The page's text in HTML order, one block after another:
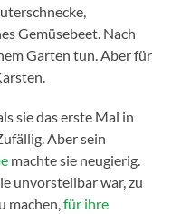
Gemüsebeet. Nach
Garten tun. Aber für
sie das erste Mal in
Aber sein
machte sie neugierig.
unvorstellbar war, zu
machen,für ihre